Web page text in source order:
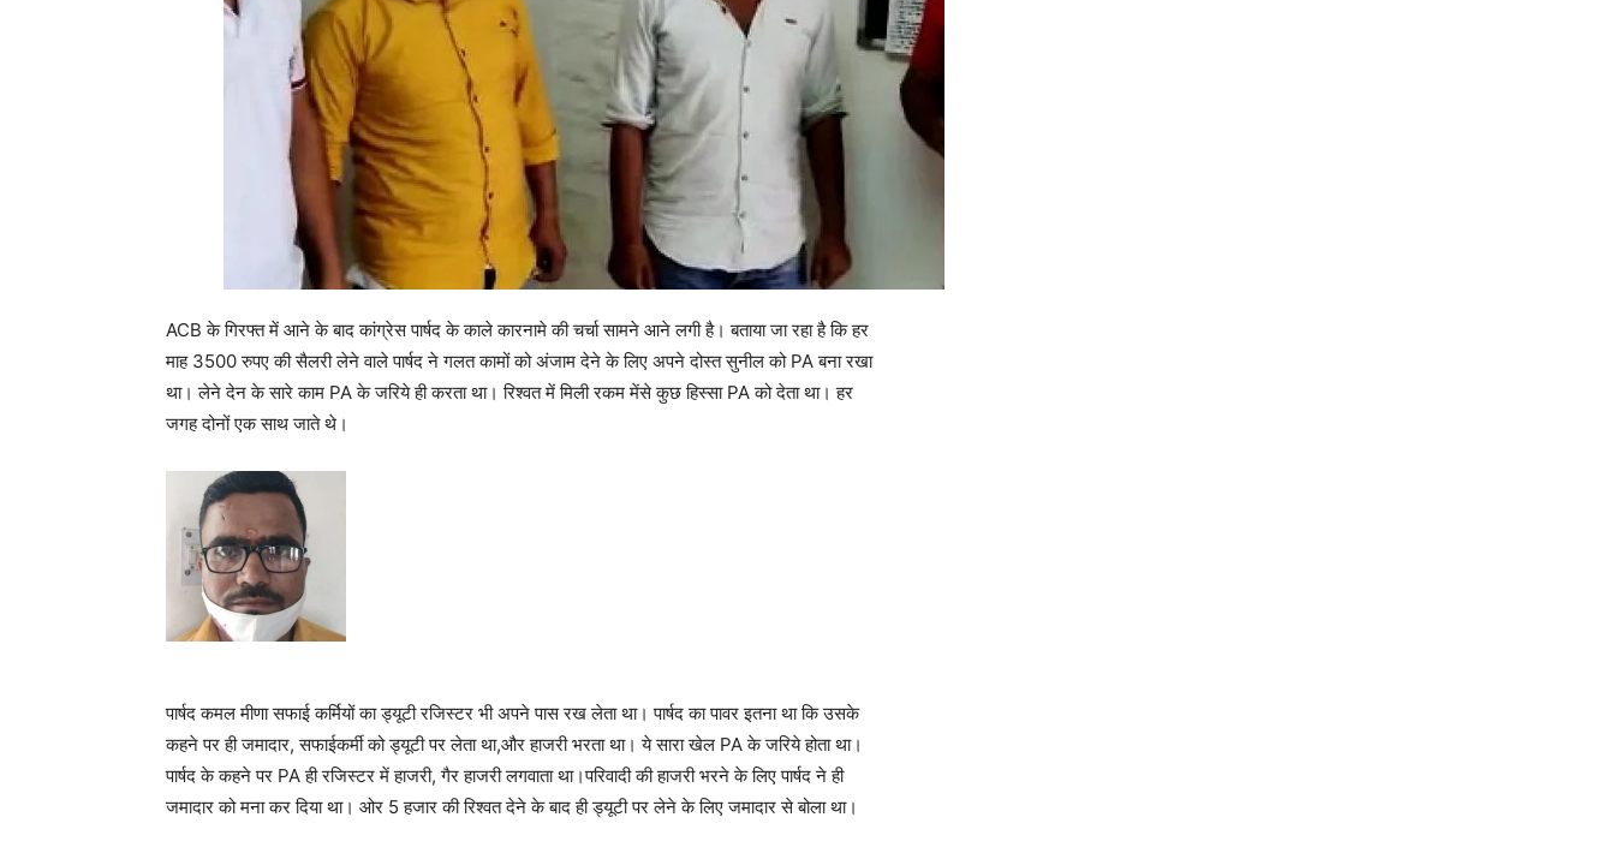
ACB के गिरफ्त में आने के बाद कांग्रेस पार्षद के काले कारनामे की चर्चा सामने आने लगी है। बताया जा रहा है कि हर
माह 3500 रुपए की सैलरी लेने वाले पार्षद ने गलत कामों को अंजाम देने के लिए अपने दोस्त सुनील को PA बना रखा
था। लेने देन के सारे काम PA के जरिये ही करता था। रिश्वत में मिली रकम मेंसे कुछ हिस्सा PA को देता था। हर
जगह दोनों एक साथ जाते थे।
पार्षद कमल मीणा सफाई कर्मियों का ड्यूटी रजिस्टर भी अपने पास रख लेता था। पार्षद का पावर इतना था कि उसके
कहने पर ही जमादार, सफाईकर्मी को ड्यूटी पर लेता था,और हाजरी भरता था। ये सारा खेल PA के जरिये होता था।
पार्षद के कहने पर PA ही रजिस्टर में हाजरी, गैर हाजरी लगवाता था।परिवादी की हाजरी भरने के लिए पार्षद ने ही
जमादार को मना कर दिया था। ओर 5 हजार की रिश्वत देने के बाद ही ड्यूटी पर लेने के लिए जमादार से बोला था।